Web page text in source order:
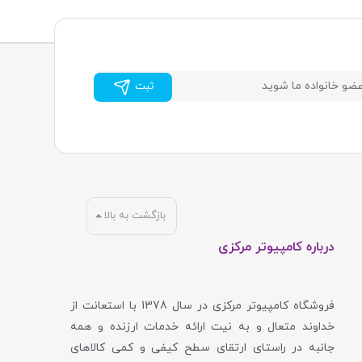
ثبت
بازگشت به بالا
درباره کامپیوتر مرکزی
فروشگاه کامپیوتر مرکزی در سال 1378 با استعانت از
خداوند متعال و به نیت ارائه خدمات ارزنده و همه
جانبه در راستای ارتقای سطح کیفی و کمی کالاهای